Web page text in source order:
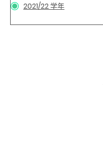
2021/22 学年